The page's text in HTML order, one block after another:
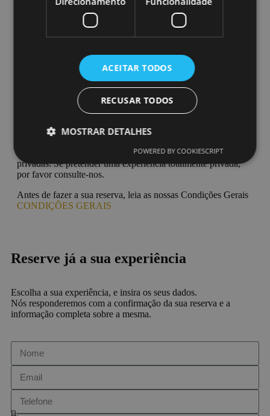
Esta experiência poderá conter partes não inteiramente
privadas. Se pretender uma experiência totalmente privada,
por favor consulte-nos.
Antes de fazer a sua reserva, leia as nossas Condições Gerais
CONDIÇÕES GERAIS
Reserve já a sua experiência
Escolha a sua experiência, e insira os seus dados.
Nós responderemos com a confirmação da sua reserva e a
informação completa sobre a mesma.
ACEITAR TODOS
RECUSAR TODOS
MOSTRAR DETALHES
POWERED BY COOKIESCRIPT